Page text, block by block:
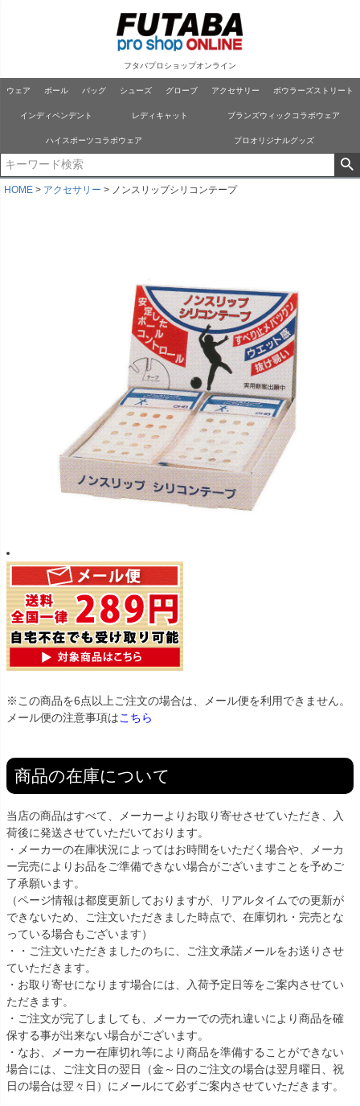
フタバプロショップオンライン
ウェア ボール バッグ シューズ グローブ アクセサリー ボウラーズストリート
インディペンデント レディキャット ブランズウィックコラボウェア
ハイスポーツコラボウェア プロオリジナルグッズ
HOME アクセサリー ノンスリップシリコンテープ
※この商品を6点以上ご注文の場合は、メール便を利用できません。
メール便の注意事項はこちら
商品の在庫について
当店の商品はすべて、メーカーよりお取り寄せさせていただき、入
荷後に発送させていただいております。
・メーカーの在庫状況によってはお時間をいただく場合や、メーカ
ー完売によりお品をご準備できない場合がございますことを予めご
了承願います。
（ページ情報は都度更新しておりますが、リアルタイムでの更新が
できないため、ご注文いただきました時点で、在庫切れ・完売とな
っている場合もございます）
・・ご注文いただきましたのちに、ご注文承諾メールをお送りさせ
ていただきます。
・お取り寄せになります場合には、入荷予定日等をご案内させてい
ただきます。
・ご注文が完了しましても、メーカーでの売れ違いにより商品を確
保する事が出来ない場合がございます。
・なお、メーカー在庫切れ等により商品を準備することができない
場合には、ご注文日の翌日（金～日のご注文の場合は翌月曜日、祝
日の場合は翌々日）にメールにて必ずご案内させていただきます。